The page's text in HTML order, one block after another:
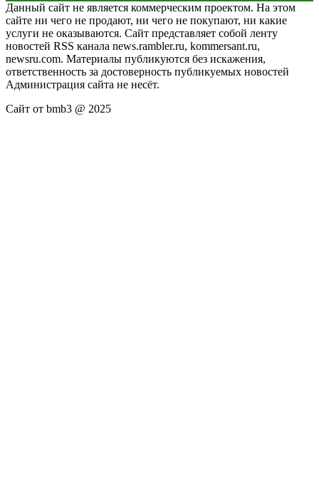
Данный сайт не является коммерческим проектом. На этом
сайте ни чего не продают, ни чего не покупают, ни какие
услуги не оказываются. Сайт представляет собой ленту
новостей RSS канала news.rambler.ru, kommersant.ru,
newsru.com. Материалы публикуются без искажения,
ответственность за достоверность публикуемых новостей
Администрация сайта не несёт.
Сайт от bmb3 @ 2025